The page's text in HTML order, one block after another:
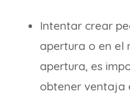
Intentar crear
apertura o en el
apertura, es
obtener ventaja